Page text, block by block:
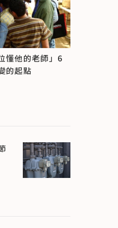
懂他的老師」6
的起點